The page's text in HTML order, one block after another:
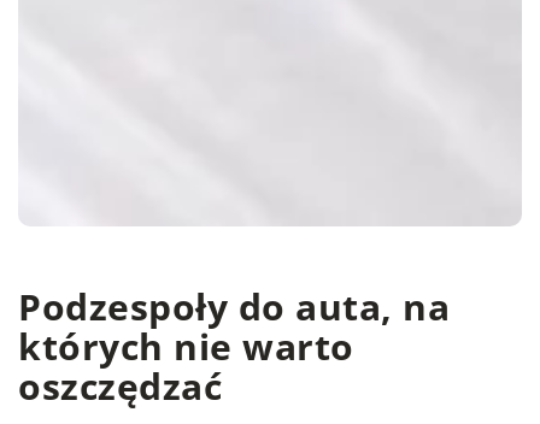
Podzespoły do auta, na
których nie warto
oszczędzać